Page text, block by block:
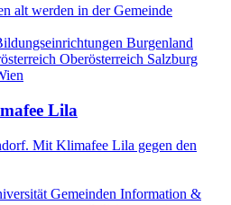
alt werden in der Gemeinde
Burgenland
Oberösterreich Salzburg
Lila
Mit Klimafee Lila gegen den
Gemeinden Information &